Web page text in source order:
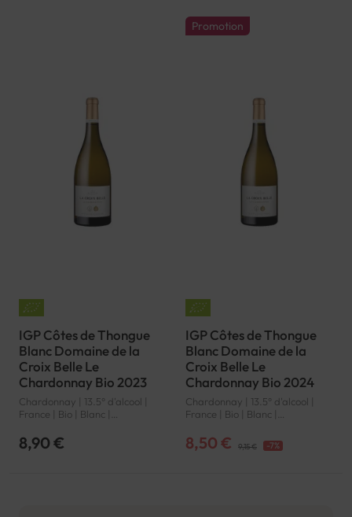
IGP Côtes de Thongue
Blanc Domaine de la
Croix Belle Le
Chardonnay Bio 2023
Chardonnay | 13.5° d'alcool |
France | Bio | Blanc |
de Thongue | IGP
8,90 €
Promotion
IGP Côtes de Thongue
Blanc Domaine de la
Croix Belle Le
Chardonnay Bio 2024
Chardonnay | 13.5° d'alcool |
France | Bio | Blanc |
de Thongue | IGP
8,50 € 9,15 € -7%